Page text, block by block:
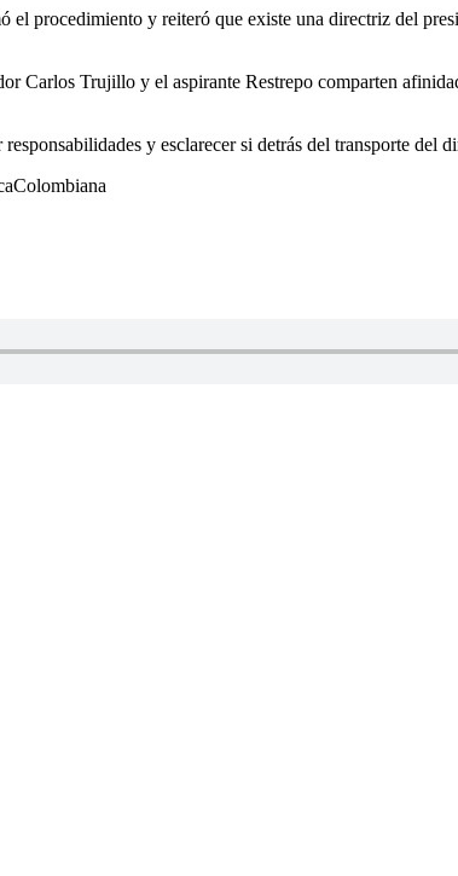
procedimiento y reiteró que existe una directriz del
Carlos Trujillo y el aspirante Restrepo comparten
y esclarecer si detrás del transporte del